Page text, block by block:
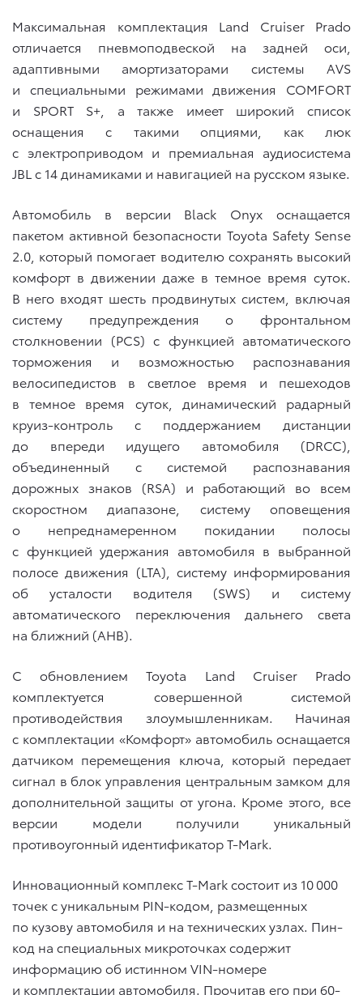
Максимальная комплектация Land Cruiser Prado
отличается пневмоподвеской на задней оси,
адаптивными амортизаторами системы AVS
и специальными режимами движения COMFORT
и SPORT S+, а также имеет широкий список
оснащения с такими опциями, как люк
с электроприводом и премиальная аудиосистема
JBL с 14 динамиками и навигацией на русском языке.
Автомобиль в версии Black Onyx оснащается
пакетом активной безопасности Toyota Safety Sense
2.0, который помогает водителю сохранять высокий
комфорт в движении даже в темное время суток.
В него входят шесть продвинутых систем, включая
систему предупреждения о фронтальном
столкновении (PCS) с функцией автоматического
торможения и возможностью распознавания
велосипедистов в светлое время и пешеходов
в темное время суток, динамический радарный
круиз-контроль с поддержанием дистанции
до впереди идущего автомобиля (DRCC),
объединенный с системой распознавания
дорожных знаков (RSA) и работающий во всем
скоростном диапазоне, систему оповещения
о непреднамеренном покидании полосы
с функцией удержания автомобиля в выбранной
полосе движения (LTA), систему информирования
об усталости водителя (SWS) и систему
автоматического переключения дальнего света
на ближний (AHB).
С обновлением Toyota Land Cruiser Prado
комплектуется совершенной системой
противодействия злоумышленникам. Начиная
с комплектации «Комфорт» автомобиль оснащается
датчиком перемещения ключа, который передает
сигнал в блок управления центральным замком для
дополнительной защиты от угона. Кроме этого, все
версии модели получили уникальный
противоугонный идентификатор T-Mark.
Инновационный комплекс T-Mark состоит из 10 000
точек с уникальным PIN-кодом, размещенных
по кузову автомобиля и на технических узлах. Пин-
код на специальных микроточках содержит
информацию об истинном VIN-номере
и комплектации автомобиля. Прочитав его при 60-